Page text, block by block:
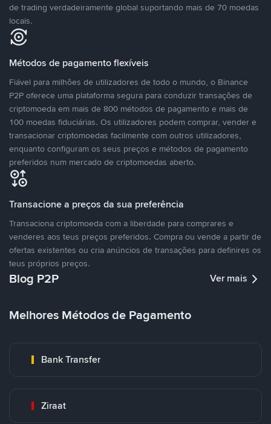
de trading verdadeiramente global suportando mais de 70 moedas
locais.
Métodos de pagamento flexíveis
Fiável para milhões de utilizadores de todo o mundo, o Binance
P2P oferece uma plataforma segura para conduzir transações de
criptomoeda em mais de 800 métodos de pagamento e mais de
100 moedas fiduciárias. Os utilizadores podem comprar, vender e
transacionar criptomoedas facilmente com outros utilizadores,
enquanto configuram os seus preços e métodos de pagamento
preferidos num mercado de criptomoedas aberto.
Transacione a preços da sua preferência
Transaciona criptomoeda com a liberdade para comprares e
venderes aos teus preços preferidos. Compra ou vende a partir de
ofertas existentes ou cria anúncios de transações para definires os
teus próprios preços.
Blog P2P Ver mais
Melhores Métodos de Pagamento
Bank Transfer
Ziraat